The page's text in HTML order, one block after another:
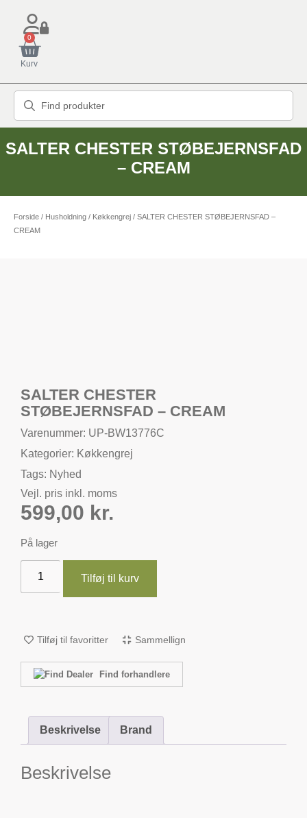
0
Kurv
SALTER CHESTER STØBEJERNSFAD
– CREAM
Forside / Husholdning / Køkkengrej / SALTER CHESTER STØBEJERNSFAD –
CREAM
SALTER CHESTER
STØBEJERNSFAD – CREAM
Varenummer: UP-BW13776C
Kategorier: Køkkengrej
Tags: Nyhed
Vejl. pris inkl. moms
599,00 kr.
På lager
Tilføj til kurv
Tilføj til favoritter Sammellign
Find forhandlere
Beskrivelse Brand
Beskrivelse